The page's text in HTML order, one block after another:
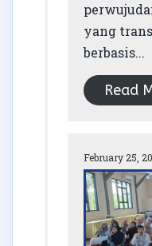
yang
berbasis...
Read
February 25,